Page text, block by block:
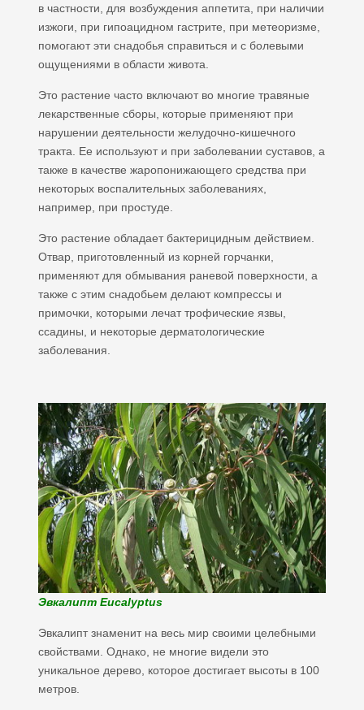
в частности, для возбуждения аппетита, при наличии
изжоги, при гипоацидном гастрите, при метеоризме,
помогают эти снадобья справиться и с болевыми
ощущениями в области живота.
Это растение часто включают во многие травяные
лекарственные сборы, которые применяют при
нарушении деятельности желудочно-кишечного
тракта. Ее используют и при заболевании суставов, а
также в качестве жаропонижающего средства при
некоторых воспалительных заболеваниях,
например, при простуде.
Это растение обладает бактерицидным действием.
Отвар, приготовленный из корней горчанки,
применяют для обмывания раневой поверхности, а
также с этим снадобьем делают компрессы и
примочки, которыми лечат трофические язвы,
ссадины, и некоторые дерматологические
заболевания.
Эвкалипт Eucalyptus
Эвкалипт знаменит на весь мир своими целебными
свойствами. Однако, не многие видели это
уникальное дерево, которое достигает высоты в 100
метров.